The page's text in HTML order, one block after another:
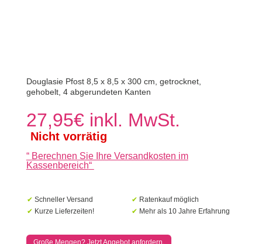
Douglasie Pfost 8,5 x 8,5 x 300 cm, getrocknet,
gehobelt, 4 abgerundeten Kanten
27,95€ inkl. MwSt.
Nicht vorrätig
“ Berechnen Sie Ihre Versandkosten im
Kassenbereich“
✔ Schneller Versand ✔ Ratenkauf möglich
✔ Kurze Lieferzeiten! ✔ Mehr als 10 Jahre Erfahrung
Große Mengen? Jetzt Angebot anfordern.